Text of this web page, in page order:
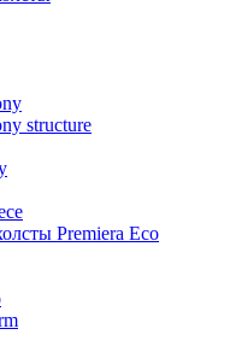
structure
Premiera Eco